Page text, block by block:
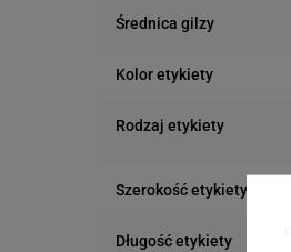
Średnica gilzy
Kolor etykiety
Rodzaj etykiety
Szerokość etykiety
Długość etykiety